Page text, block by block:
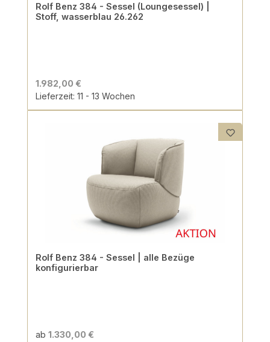
Rolf Benz 384 - Sessel (Loungesessel) |
Stoff, wasserblau 26.262
1.982,00 €
Lieferzeit: 11 - 13 Wochen
Rolf Benz 384 - Sessel | alle Bezüge
konfigurierbar
ab 1.330,00 €